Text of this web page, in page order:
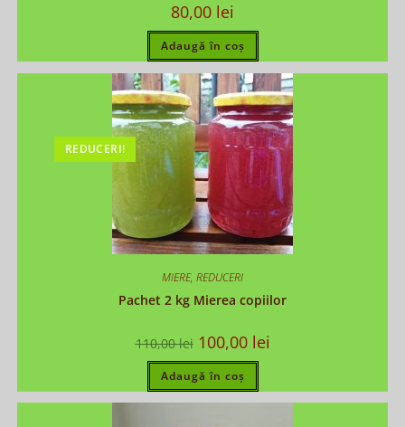
80,00 lei
Adaugă în coș
REDUCERI!
MIERE, REDUCERI
Pachet 2 kg Mierea copiilor
110,00lei 100,00 lei
Adaugă în coș